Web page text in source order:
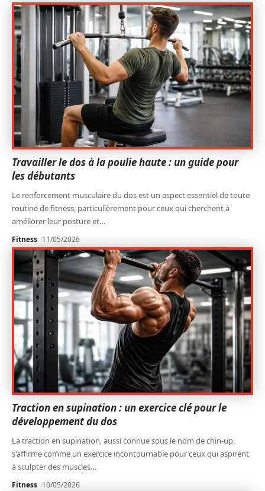
Travailler le dos à la poulie haute : un guide pour
les débutants
Le renforcement musculaire du dos est un aspect essentiel de toute
routine de fitness, particulièrement pour ceux qui cherchent à
améliorer leur posture et…
Fitness 11/05/2026
Traction en supination : un exercice clé pour le
développement du dos
La traction en supination, aussi connue sous le nom de chin-up,
s'affirme comme un exercice incontournable pour ceux qui aspirent
à sculpter des muscles…
Fitness 10/05/2026